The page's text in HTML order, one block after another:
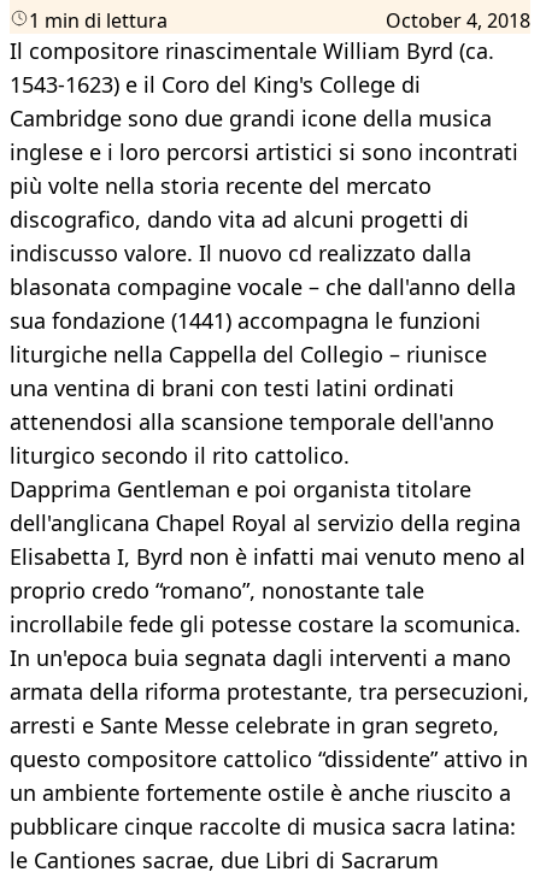
1 min di lettura October 4, 2018
Il compositore rinascimentale William Byrd (ca.
1543-1623) e il Coro del King's College di
Cambridge sono due grandi icone della musica
inglese e i loro percorsi artistici si sono incontrati
più volte nella storia recente del mercato
discografico, dando vita ad alcuni progetti di
indiscusso valore. Il nuovo cd realizzato dalla
blasonata compagine vocale – che dall'anno della
sua fondazione (1441) accompagna le funzioni
liturgiche nella Cappella del Collegio – riunisce
una ventina di brani con testi latini ordinati
attenendosi alla scansione temporale dell'anno
liturgico secondo il rito cattolico.
Dapprima Gentleman e poi organista titolare
dell'anglicana Chapel Royal al servizio della regina
Elisabetta I, Byrd non è infatti mai venuto meno al
proprio credo “romano”, nonostante tale
incrollabile fede gli potesse costare la scomunica.
In un'epoca buia segnata dagli interventi a mano
armata della riforma protestante, tra persecuzioni,
arresti e Sante Messe celebrate in gran segreto,
questo compositore cattolico “dissidente” attivo in
un ambiente fortemente ostile è anche riuscito a
pubblicare cinque raccolte di musica sacra latina:
le Cantiones sacrae, due Libri di Sacrarum